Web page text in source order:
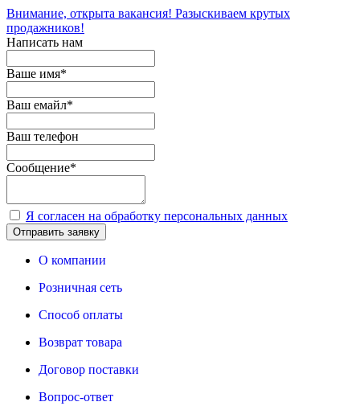
Внимание, открыта вакансия! Разыскиваем крутых
продажников!
Написать нам
Ваше имя*
Ваш емайл*
Ваш телефон
Сообщение*
Я согласен на обработку персональных данных
Отправить заявку
О компании
Розничная сеть
Способ оплаты
Возврат товара
Договор поставки
Вопрос-ответ